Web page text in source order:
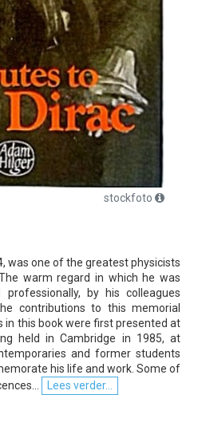
stockfoto
was one of the greatest physicists
warm regard in which he was
by his colleagues
contributions to this memorial
in this book were first presented at
held in Cambridge in 1985, at
and former students
his life and work. Some of
Lees verder...